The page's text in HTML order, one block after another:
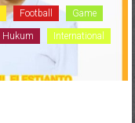
Football Game
Hukum International